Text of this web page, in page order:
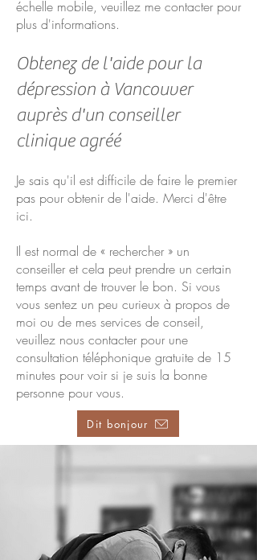
échelle mobile, veuillez me contacter pour
plus d'informations.
Obtenez de l'aide pour la
dépression à Vancouver
auprès d'un conseiller
clinique agréé
Je sais qu'il est difficile de faire le premier
pas pour obtenir de l'aide. Merci d'être
ici.
Il est normal de « rechercher » un
conseiller et cela peut prendre un certain
temps avant de trouver le bon. Si vous
vous sentez un peu curieux à propos de
moi ou de mes services de conseil,
veuillez nous contacter pour une
consultation téléphonique gratuite de 15
minutes pour voir si je suis la bonne
personne pour vous.
Dit bonjour